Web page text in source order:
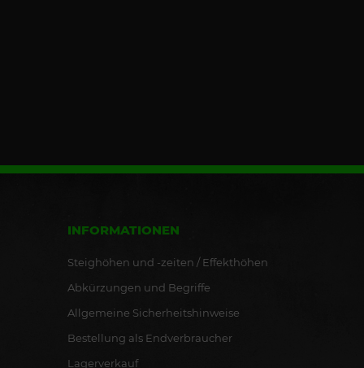
INFORMATIONEN
Steighöhen und -zeiten / Effekthöhen
Abkürzungen und Begriffe
Allgemeine Sicherheitshinweise
Bestellung als Endverbraucher
Lagerverkauf